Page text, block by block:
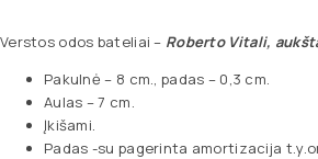
Verstos odos bateliai – Roberto Vitali,
Pakulnė – 8 cm., padas – 0,3 cm.
Aulas – 7 cm.
Įkišami.
Padas -su pagerinta amortizacija